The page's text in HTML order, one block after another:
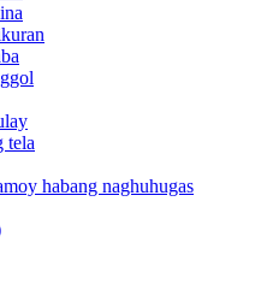
tela
habang naghuhugas